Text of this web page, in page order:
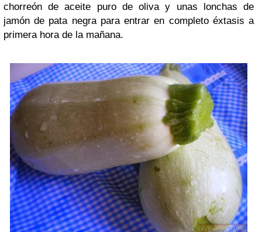
chorreón de aceite puro de oliva y unas lonchas de
jamón de pata negra para entrar en completo éxtasis a
primera hora de la mañana.